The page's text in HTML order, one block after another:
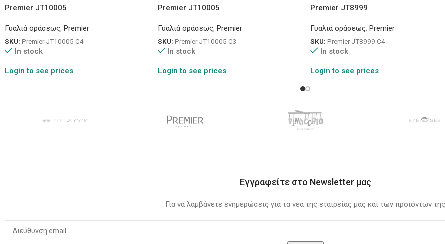
Premier JT10005
Γυαλιά οράσεως, Premier
SKU: Premier JT10005 C4
In stock
Login to see prices
Premier JT10005
Γυαλιά οράσεως, Premier
SKU: Premier JT10005 C3
In stock
Login to see prices
Premier JT8999
Γυαλιά οράσεως, Premier
SKU: Premier JT8999 C4
In stock
Login to see prices
Εγγραφείτε στο Newsletter μας
Για να λαμβάνετε ενημερώσεις για τα νέα της εταιρείας μας και των προιόντων της